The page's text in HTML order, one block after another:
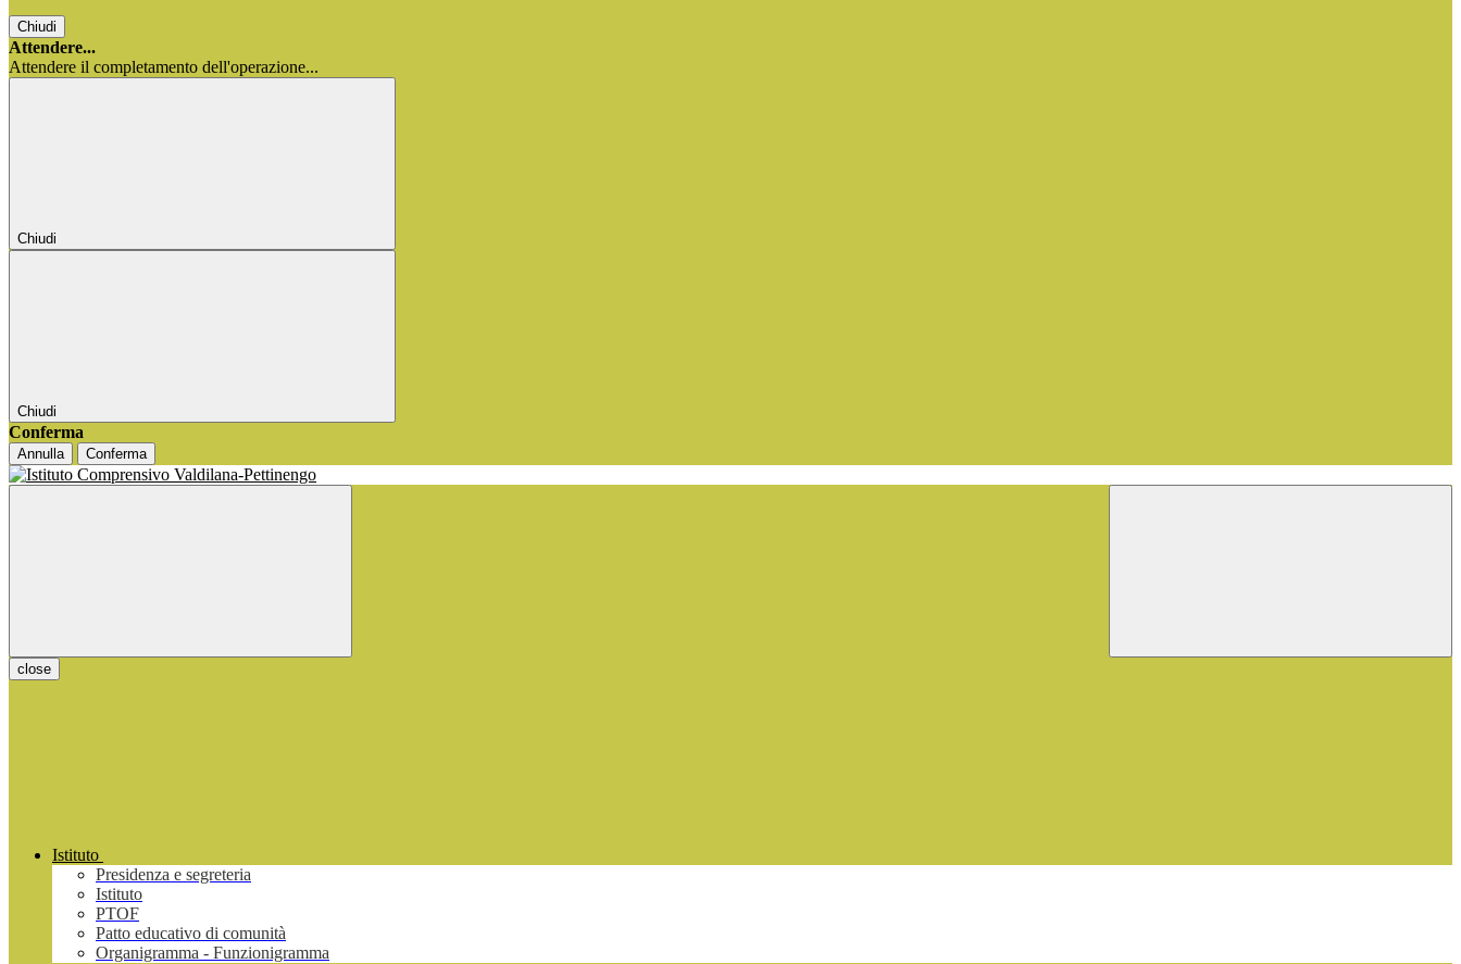
Chiudi
Attendere...
Attendere il completamento dell'operazione...
Chiudi
Chiudi
Conferma
Annulla Conferma
close
Istituto
Presidenza e segreteria
Istituto
PTOF
Patto educativo di comunità
Organigramma - Funzionigramma